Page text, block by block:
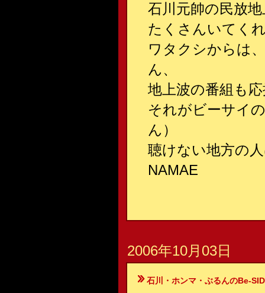
石川元帥の民放
たくさんいてく
ワタクシからは
ん、
地上波の番組も
それがビーサイ
ん）
聴けない地方の
NAMAE
2006年10月03日
石川・ホンマ・ぶるんのBe-